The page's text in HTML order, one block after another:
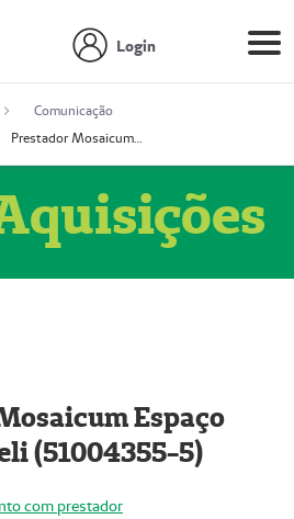
Login
Comunicação
Prestador Mosaicum Espaço Clínico Eireli (51004355-5)
Espaço
(51004355-5)
com prestador